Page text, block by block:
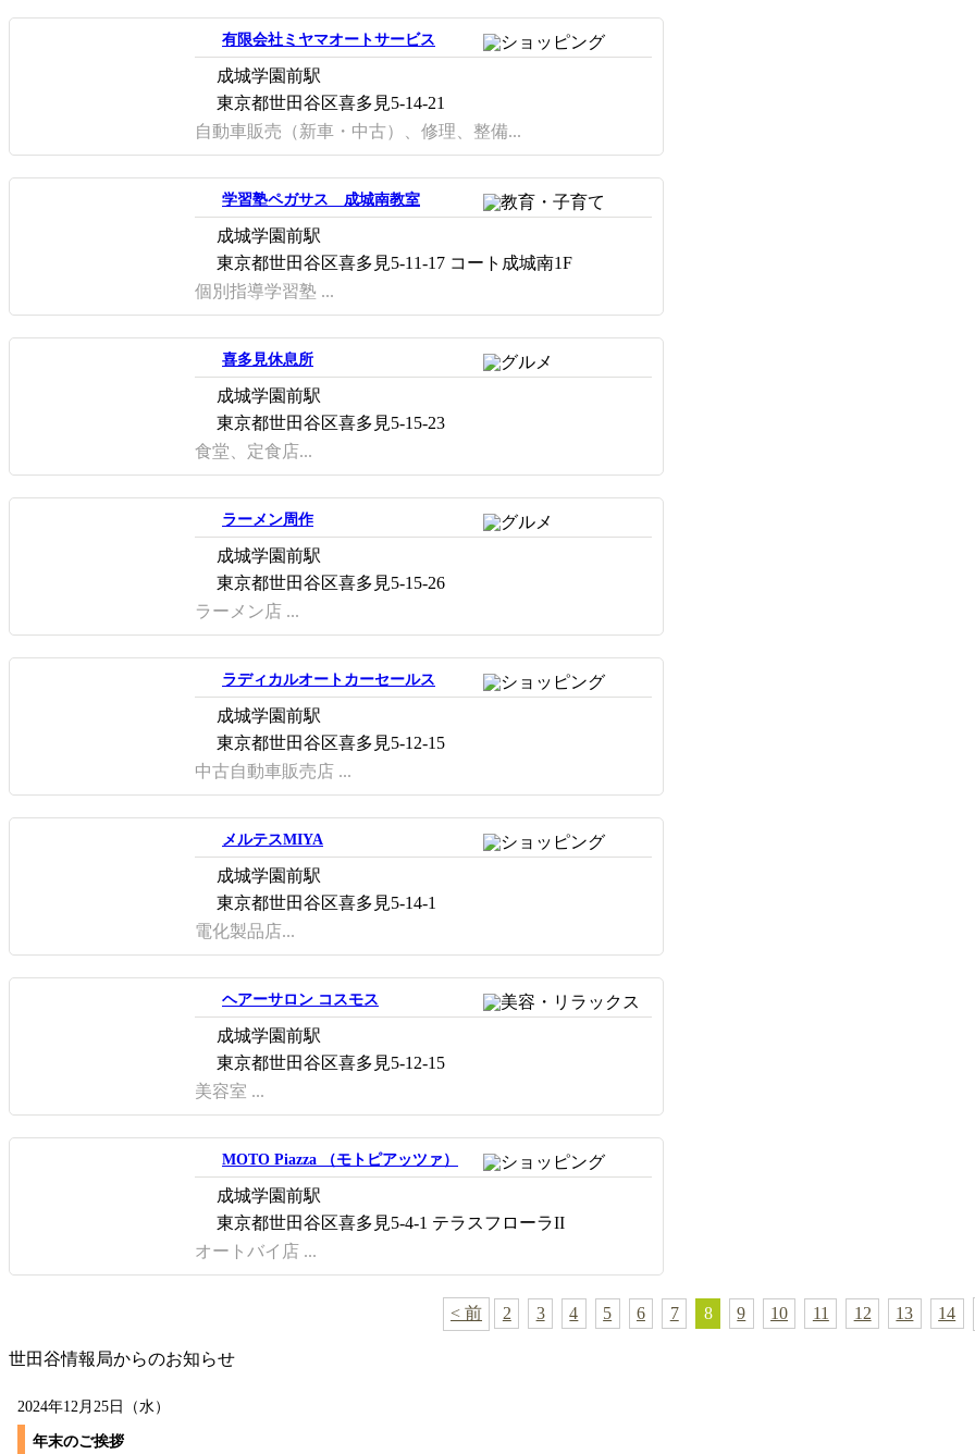
有限会社ミヤマオートサービス
成城学園前駅
東京都世田谷区喜多見5-14-21
自動車販売（新車・中古）、修理、整備...
学習塾ペガサス 成城南教室
成城学園前駅
東京都世田谷区喜多見5-11-17 コート成城南1F
個別指導学習塾 ...
喜多見休息所
成城学園前駅
東京都世田谷区喜多見5-15-23
食堂、定食店...
ラーメン周作
成城学園前駅
東京都世田谷区喜多見5-15-26
ラーメン店 ...
ラディカルオートカーセールス
成城学園前駅
東京都世田谷区喜多見5-12-15
中古自動車販売店 ...
メルテスMIYA
成城学園前駅
東京都世田谷区喜多見5-14-1
電化製品店...
ヘアーサロン コスモス
成城学園前駅
東京都世田谷区喜多見5-12-15
美容室 ...
MOTO Piazza （モトピアッツァ）
成城学園前駅
東京都世田谷区喜多見5-4-1 テラスフローラII
オートバイ店 ...
< 前 2 3 4 5 6 7 8 9 10 11 12 13 14
世田谷情報局からのお知らせ